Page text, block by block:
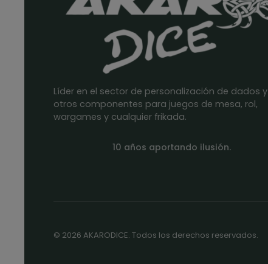
Líder en el sector de personalización de dados y
otros componentes para juegos de mesa, rol,
wargames y cualquier frikada.
10 años aportando ilusión.
© 2026 AKARODICE. Todos los derechos reservados.